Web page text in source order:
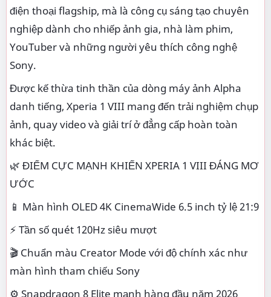
điện thoại flagship, mà là công cụ sáng tạo chuyên
nghiệp dành cho nhiếp ảnh gia, nhà làm phim,
YouTuber và những người yêu thích công nghệ
Sony.
Được kế thừa tinh thần của dòng máy ảnh Alpha
danh tiếng, Xperia 1 VIII mang đến trải nghiệm chụp
ảnh, quay video và giải trí ở đẳng cấp hoàn toàn
khác biệt.
🌿 ĐIỂM CỰC MẠNH KHIẾN XPERIA 1 VIII ĐÁNG MƠ
ƯỚC
📱 Màn hình OLED 4K CinemaWide 6.5 inch tỷ lệ 21:9
⚡ Tần số quét 120Hz siêu mượt
🎬 Chuẩn màu Creator Mode với độ chính xác như
màn hình tham chiếu Sony
⚙️ Snapdragon 8 Elite mạnh hàng đầu năm 2026